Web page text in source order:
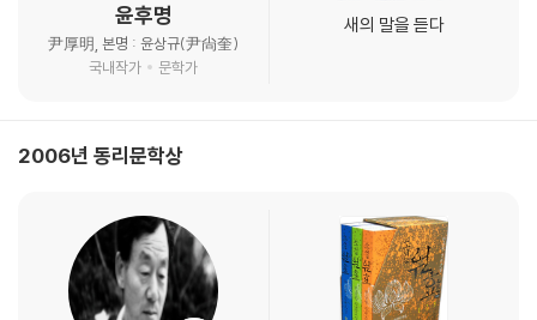
윤후명
尹厚明, 본명 : 윤상규(尹尙奎)
국내작가
문학가
새의 말을 듣다
2006년 동리문학상